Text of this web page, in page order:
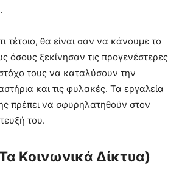
τέτοιο, θα είναι σαν να κάνουμε το
όσους ξεκίνησαν τις προγενέστερες
τους να καταλύσουν την
και τις φυλακές. Τα εργαλεία
πρέπει να σφυρηλατηθούν στον
του.
Κοινωνικά Δίκτυα)